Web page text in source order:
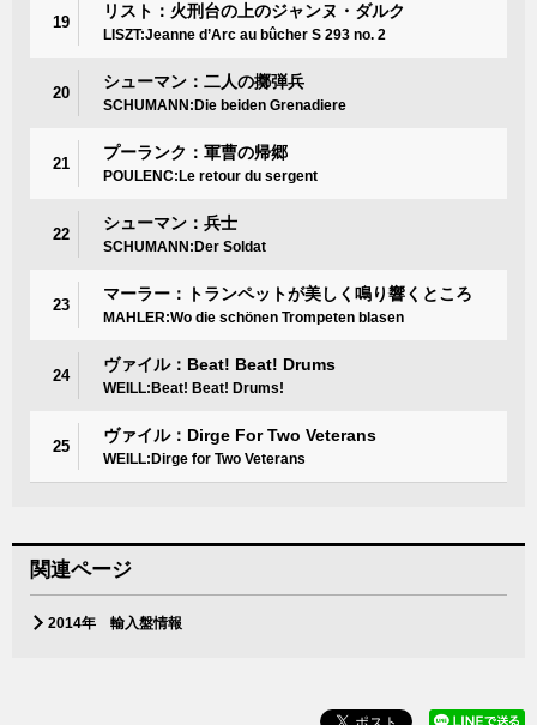
19
リスト：火刑台の上のジャンヌ・ダルク
LISZT:Jeanne d’Arc au bûcher S 293 no. 2
20
シューマン：二人の擲弾兵
SCHUMANN:Die beiden Grenadiere
21
プーランク：軍曹の帰郷
POULENC:Le retour du sergent
22
シューマン：兵士
SCHUMANN:Der Soldat
23
マーラー：トランペットが美しく鳴り響くところ
MAHLER:Wo die schönen Trompeten blasen
24
ヴァイル：Beat! Beat! Drums
WEILL:Beat! Beat! Drums!
25
ヴァイル：Dirge For Two Veterans
WEILL:Dirge for Two Veterans
関連ページ
2014年 輸入盤情報